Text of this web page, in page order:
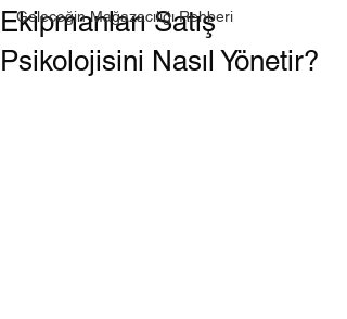
Geleceğin Mağazacılığı Rehberi
Ekipmanları Satış
Psikolojisini Nasıl Yönetir?